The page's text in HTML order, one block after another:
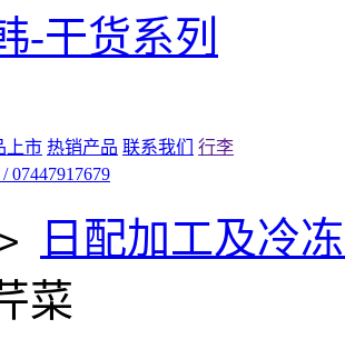
-干货系列
上市 热销产品 联系我们
行李
07447917679
>
日配加工及冷
菜